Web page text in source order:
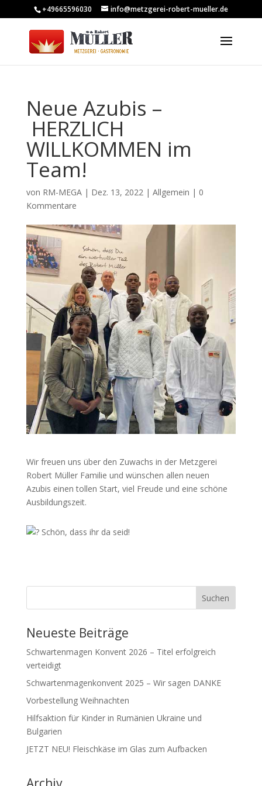
+49665596030 info@metzgerei-robert-mueller.de
Neue Azubis –
HERZLICH
WILLKOMMEN im
Team!
von RM-MEGA| Dez. 13, 2022| Allgemein | 0
Kommentare
Wir freuen uns über den Zuwachs in der Metzgerei
Robert Müller Familie und wünschen allen neuen
Azubis einen tollen Start, viel Freude und eine schöne
Ausbildungszeit.
Schön, dass ihr da seid!
Neueste Beiträge
Schwartenmagen Konvent 2026 – Titel erfolgreich
verteidigt
Schwartenmagenkonvent 2025 – Wir sagen DANKE
Vorbestellung Weihnachten
Hilfsaktion für Kinder in Rumänien Ukraine und
Bulgarien
JETZT NEU! Fleischkäse im Glas zum Aufbacken